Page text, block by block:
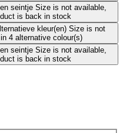
seintje Size is not available,
is back in stock
kleur(en) Size is not
4 alternative colour(s)
seintje Size is not available,
is back in stock